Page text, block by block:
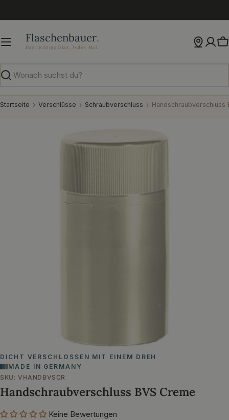
Inhalt
Suchen
Startseite Verschlüsse Schraubverschluss Handschraubverschluss
DICHT VERSCHLOSSEN MIT EINEM DREH
MADE IN GERMANY
SKU: VHANDBVSCR
Handschraubverschluss BVS Creme
Keine Bewertungen